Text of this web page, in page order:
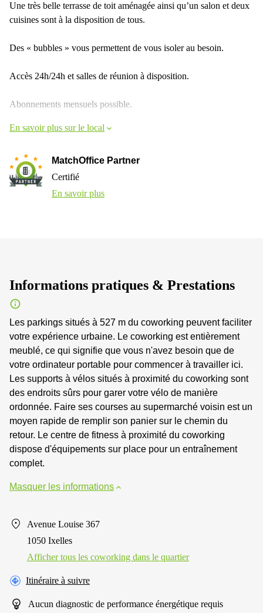
Une très belle terrasse de toit aménagée ainsi qu’un salon et deux
cuisines sont à la disposition de tous.
Des « bubbles » vous permettent de vous isoler au besoin.
Accès 24h/24h et salles de réunion à disposition.
Abonnements mensuels possible.
En savoir plus sur le local
MatchOffice Partner
Certifié
En savoir plus
Informations pratiques & Prestations
Les parkings situés à 527 m du coworking peuvent faciliter
votre expérience urbaine. Le coworking est entièrement
meublé, ce qui signifie que vous n'avez besoin que de
votre ordinateur portable pour commencer à travailler ici.
Les supports à vélos situés à proximité du coworking sont
des endroits sûrs pour garer votre vélo de manière
ordonnée. Faire ses courses au supermarché voisin est un
moyen rapide de remplir son panier sur le chemin du
retour. Le centre de fitness à proximité du coworking
dispose d'équipements sur place pour un entraînement
complet.
Masquer les informations
Avenue Louise 367
1050 Ixelles
Afficher tous les сoworking dans le quartier
Itinéraire à suivre
Aucun diagnostic de performance énergétique requis